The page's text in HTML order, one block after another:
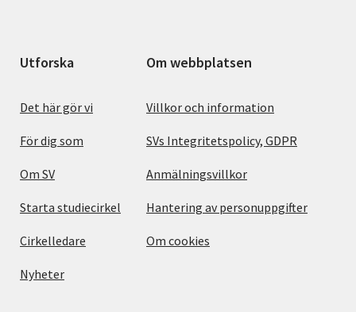
Utforska
Det här gör vi
För dig som
Om SV
Starta studiecirkel
Cirkelledare
Nyheter
Om webbplatsen
Villkor och information
SVs Integritetspolicy, GDPR
Anmälningsvillkor
Hantering av personuppgifter
Om cookies